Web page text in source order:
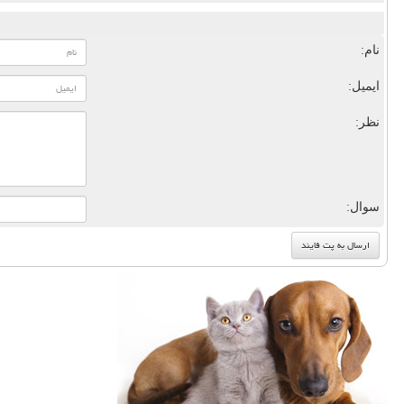
نام:
ایمیل:
نظر:
سوال: